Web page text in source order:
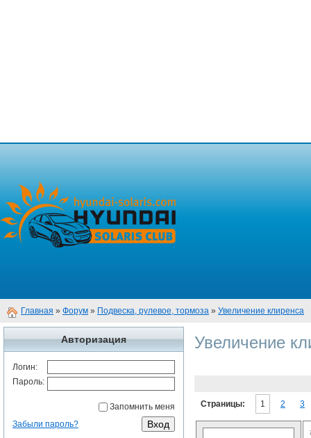
Главная » Форум » Подвеска, рулевое, тормоза » Увеличение клиренса
Авторизация
Логин:
Пароль:
Запомнить меня
Забыли пароль?
Увеличение
Страницы: 1 2 3